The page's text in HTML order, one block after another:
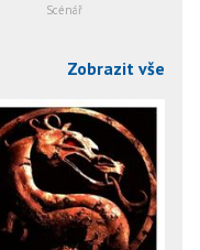
Scénář
Zobrazit vše